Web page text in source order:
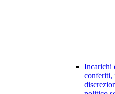
Incarichi
conferiti,